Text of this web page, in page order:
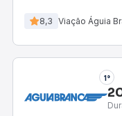
8,3 Viação Águia
1°